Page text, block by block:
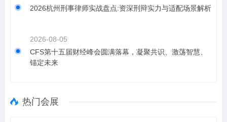
2026杭州刑事律师实战盘点:资深刑辩实力与适配场景解析
2026-08-05
CFS第十五届财经峰会圆满落幕，凝聚共识、激荡智慧、
锚定未来
热门会展